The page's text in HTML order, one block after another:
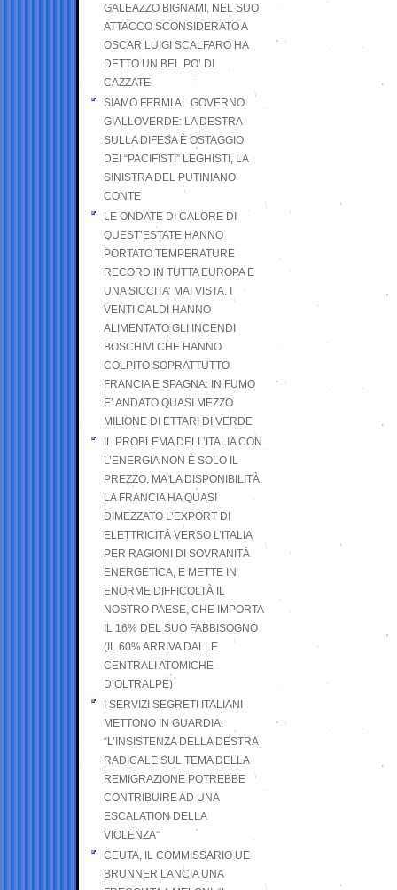
GALEAZZO BIGNAMI, NEL SUO
ATTACCO SCONSIDERATO A
OSCAR LUIGI SCALFARO HA
DETTO UN BEL PO’ DI
CAZZATE
SIAMO FERMI AL GOVERNO
GIALLOVERDE: LA DESTRA
SULLA DIFESA È OSTAGGIO
DEI “PACIFISTI” LEGHISTI, LA
SINISTRA DEL PUTINIANO
CONTE
LE ONDATE DI CALORE DI
QUEST’ESTATE HANNO
PORTATO TEMPERATURE
RECORD IN TUTTA EUROPA E
UNA SICCITA’ MAI VISTA. I
VENTI CALDI HANNO
ALIMENTATO GLI INCENDI
BOSCHIVI CHE HANNO
COLPITO SOPRATTUTTO
FRANCIA E SPAGNA: IN FUMO
E’ ANDATO QUASI MEZZO
MILIONE DI ETTARI DI VERDE
IL PROBLEMA DELL’ITALIA CON
L’ENERGIA NON È SOLO IL
PREZZO, MA LA DISPONIBILITÀ.
LA FRANCIA HA QUASI
DIMEZZATO L’EXPORT DI
ELETTRICITÀ VERSO L’ITALIA
PER RAGIONI DI SOVRANITÀ
ENERGETICA, E METTE IN
ENORME DIFFICOLTÀ IL
NOSTRO PAESE, CHE IMPORTA
IL 16% DEL SUO FABBISOGNO
(IL 60% ARRIVA DALLE
CENTRALI ATOMICHE
D’OLTRALPE)
I SERVIZI SEGRETI ITALIANI
METTONO IN GUARDIA:
“L’INSISTENZA DELLA DESTRA
RADICALE SUL TEMA DELLA
REMIGRAZIONE POTREBBE
CONTRIBUIRE AD UNA
ESCALATION DELLA
VIOLENZA”
CEUTA, IL COMMISSARIO UE
BRUNNER LANCIA UNA